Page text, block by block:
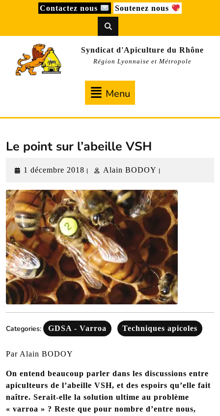
Contactez nous Soutenez nous
Syndicat d'Apiculture du Rhône
Région Lyonnaise et Métropole
Menu
Le point sur l’abeille VSH
1 décembre 2018 1
2018
| Alain BODOY Alain
|
Categories: GDSA - Varroa Techniques apicoles
Par Alain BODOY
On entend beaucoup parler dans les discussions entre
apiculteurs de l’abeille VSH, et des espoirs qu’elle fait
naître. Serait-elle la solution ultime au problème
« varroa » ? Reste que pour nombre d’entre nous,